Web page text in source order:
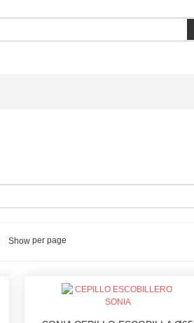
Show per page